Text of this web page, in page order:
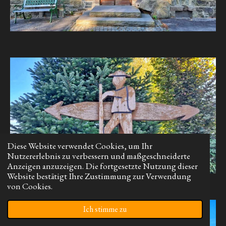
Diese Website verwendet Cookies, um Ihr
Nutzererlebnis zu verbessern und maßgeschneiderte
Anzeigen anzuzeigen. Die fortgesetzte Nutzung dieser
Website bestätigt Ihre Zustimmung zur Verwendung
von Cookies.
Ich stimme zu